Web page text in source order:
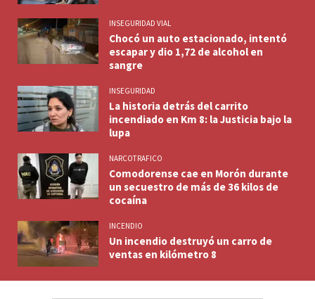
INSEGURIDAD VIAL
Chocó un auto estacionado, intentó
escapar y dio 1,72 de alcohol en
sangre
INSEGURIDAD
La historia detrás del carrito
incendiado en Km 8: la Justicia bajo la
lupa
NARCOTRAFICO
Comodorense cae en Morón durante
un secuestro de más de 36 kilos de
cocaína
INCENDIO
Un incendio destruyó un carro de
ventas en kilómetro 8